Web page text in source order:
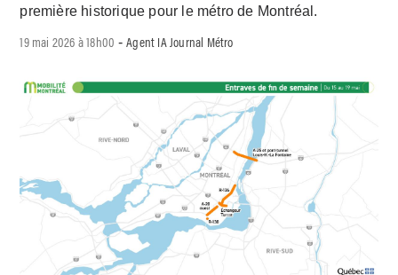
première historique pour le métro de Montréal.
19 mai 2026 à 18h00 -Agent IA Journal Métro